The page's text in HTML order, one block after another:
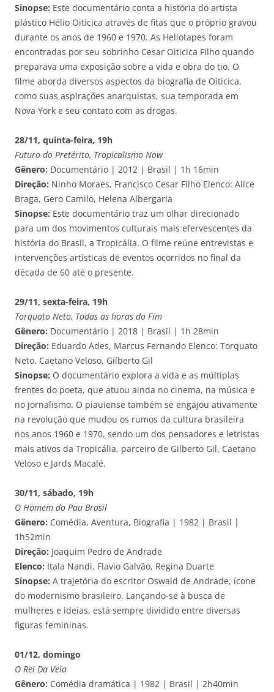
Sinopse: Este documentário conta a história do artista
plástico Hélio Oiticica através de fitas que o próprio gravou
durante os anos de 1960 e 1970. As Heliotapes foram
encontradas por seu sobrinho Cesar Oiticica Filho quando
preparava uma exposição sobre a vida e obra do tio. O
filme aborda diversos aspectos da biografia de Oiticica,
como suas aspirações anarquistas, sua temporada em
Nova York e seu contato com as drogas.
28/11, quinta-feira, 19h
Futuro do Pretérito, Tropicalismo Now
Gênero: Documentário | 2012 | Brasil | 1h 16min
Direção: Ninho Moraes, Francisco Cesar Filho Elenco: Alice
Braga, Gero Camilo, Helena Albergaria
Sinopse: Este documentário traz um olhar direcionado
para um dos movimentos culturais mais efervescentes da
história do Brasil, a Tropicália. O filme reúne entrevistas e
intervenções artísticas de eventos ocorridos no final da
década de 60 até o presente.
29/11, sexta-feira, 19h
Torquato Neto, Todas as horas do Fim
Gênero: Documentário | 2018 | Brasil | 1h 28min
Direção: Eduardo Ades, Marcus Fernando Elenco: Torquato
Neto, Caetano Veloso, Gilberto Gil
Sinopse: O documentário explora a vida e as múltiplas
frentes do poeta, que atuou ainda no cinema, na música e
no jornalismo. O piauiense também se engajou ativamente
na revolução que mudou os rumos da cultura brasileira
nos anos 1960 e 1970, sendo um dos pensadores e letristas
mais ativos da Tropicália, parceiro de Gilberto Gil, Caetano
Veloso e Jards Macalé.
30/11, sábado, 19h
O Homem do Pau Brasil
Gênero: Comédia, Aventura, Biografia | 1982 | Brasil |
1h52min
Direção: Joaquim Pedro de Andrade
Elenco: Itala Nandi, Flavio Galvão, Regina Duarte
Sinopse: A trajetória do escritor Oswald de Andrade, ícone
do modernismo brasileiro. Lançando-se à busca de
mulheres e ideias, está sempre dividido entre diversas
figuras femininas.
01/12, domingo
O Rei Da Vela
Gênero: Comédia dramática | 1982 | Brasil | 2h40min